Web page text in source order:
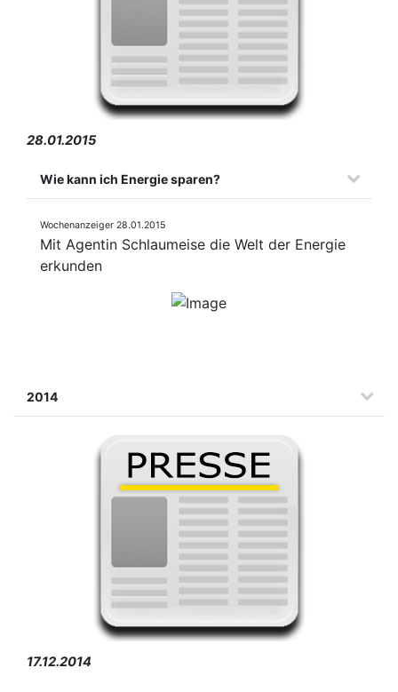
28.01.2015
Wie kann ich Energie sparen?
Wochenanzeiger 28.01.2015
Mit Agentin Schlaumeise die Welt der Energie
erkunden
2014
17.12.2014